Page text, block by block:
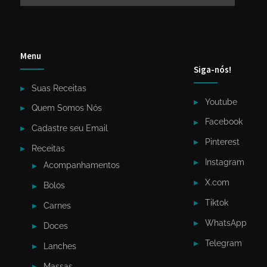
Menu
Suas Receitas
Quem Somos Nós
Cadastre seu Email
Receitas
Acompanhamentos
Bolos
Carnes
Doces
Lanches
Siga-nós!
Youtube
Facebook
Pinterest
Instagram
X.com
Tiktok
WhatsApp
Telegram